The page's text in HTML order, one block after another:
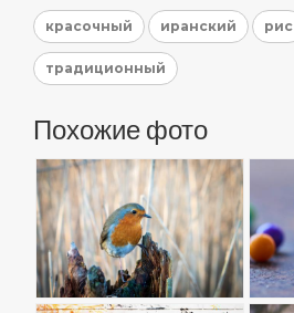
красочный иранский рис
традиционный
Похожие фото